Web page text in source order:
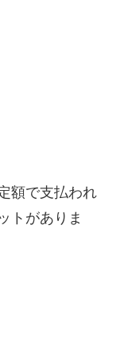
額で支払われ
トがありま